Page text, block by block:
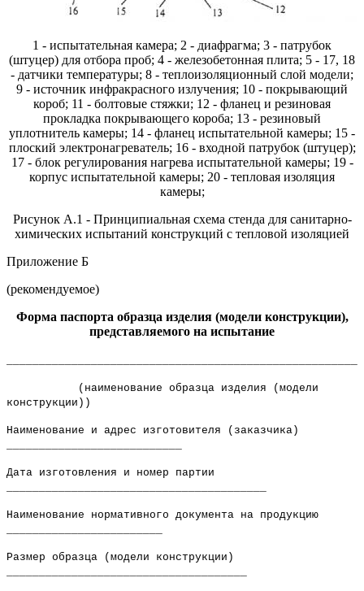
1 - испытательная камера; 2 - диафрагма; 3 - патрубок
(штуцер) для отбора проб; 4 - железобетонная плита; 5 - 17, 18
- датчики температуры; 8 - теплоизоляционный слой модели;
9 - источник инфракрасного излучения; 10 - покрывающий
короб; 11 - болтовые стяжки; 12 - фланец и резиновая
прокладка покрывающего короба; 13 - резиновый
уплотнитель камеры; 14 - фланец испытательной камеры; 15 -
плоский электронагреватель; 16 - входной патрубок (штуцер);
17 - блок регулирования нагрева испытательной камеры; 19 -
корпус испытательной камеры; 20 - тепловая изоляция
камеры;
Рисунок А.1 - Принципиальная схема стенда для санитарно-
химических испытаний конструкций с тепловой изоляцией
Приложение Б
(рекомендуемое)
Форма паспорта образца изделия (модели конструкции),
представляемого на испытание
(наименование образца изделия (модели
конструкции))
Наименование и адрес изготовителя (заказчика)
Дата изготовления и номер партии
Наименование нормативного документа на продукцию
Размер образца (модели конструкции)